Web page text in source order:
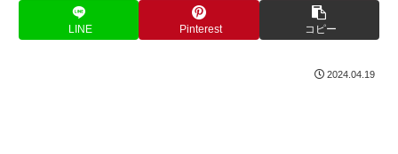
LINE Pinterest コピー
2024.04.19